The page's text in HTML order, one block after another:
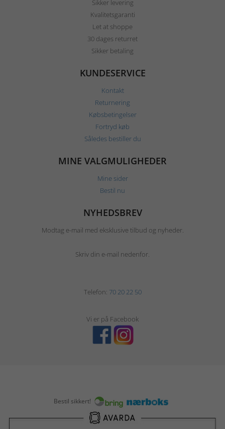
Sikker levering
Kvalitetsgaranti
Let at shoppe
30 dages returret
Sikker betaling
KUNDESERVICE
Kontakt
Returnering
Købsbetingelser
Fortryd køb
Således bestiller du
MINE VALGMULIGHEDER
Mine sider
Bestil nu
NYHEDSBREV
Modtag e-mail med eksklusive tilbud og nyheder.
Skriv din e-mail nedenfor.
Telefon: 70 20 22 50
Vi er på Facebook
Bestil sikkert!